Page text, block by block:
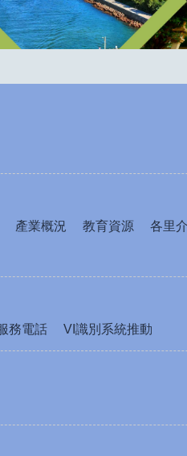
產業概況 教育資源 各里
務電話 VI識別系統推動